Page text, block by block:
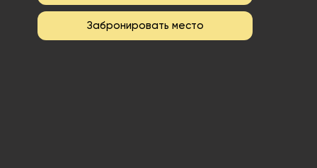
Забронировать место